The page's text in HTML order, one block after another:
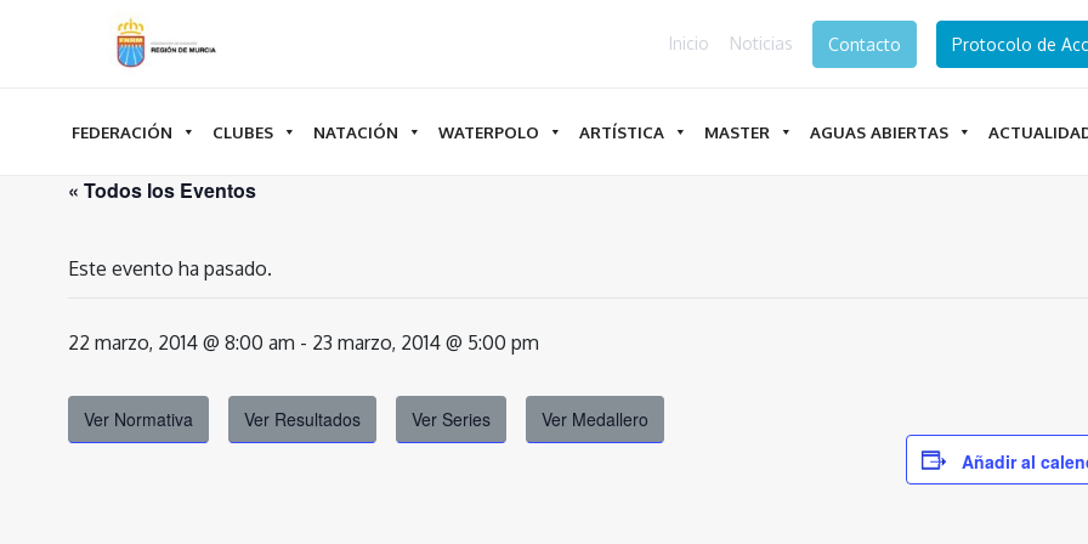
Inicio Noticias Contacto Protocolo de
FEDERACIÓN CLUBES NATACIÓN WATERPOLO ARTÍSTICA MASTER AGUAS ABIERTAS
« Todos los Eventos
Este evento ha pasado.
22 marzo, 2014 @ 8:00 am - 23 marzo, 2014 @ 5:00 pm
Ver Normativa Ver Resultados Ver Series Ver Medallero
Añadir al